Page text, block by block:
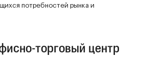
потребностей рынка и
торговый центр